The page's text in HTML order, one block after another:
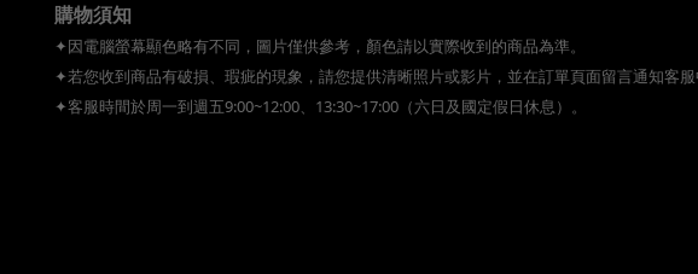
購物須知
✦因電腦螢幕顯色略有不同，圖片僅供參考，顏色請以實際收到的商品為準。
✦若您收到商品有破損、瑕疵的現象，請您提供清晰照片或影片，並在訂單頁面留言通知客服
✦客服時間於周一到週五9:00~12:00、13:30~17:00（六日及國定假日休息）。